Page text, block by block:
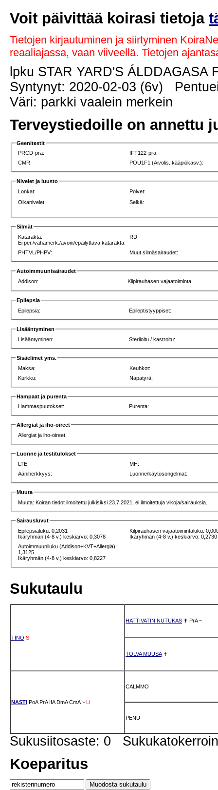
Voit päivittää koirasi tietoja
Tietojen kirjautuminen ja siirtyminen
reaaliajassa, vaan viiveellä. Tietojen
lpku STAR YARD'S ÁLDDAGASA
Syntynyt: 2020-02-03 (6v)
Väri: parkki vaalein merkein
Terveystiedoille on annettu
Geenitestit
PRCD-pra:
IFT122-pra:
CMR:
POU1F1 (Aivolis. kääpiökasv.):
Nivelet ja luusto
Lonkat:
Polvet:
Olkanivelet:
Selkä:
Silmät
Katarakta:
Ei per./vähämerk./avoin/epäilyttävä katarakta:
RD:
PHTVL/PHPV: Muut silmäsairaudet:
Autoimmuunisairaudet
Addison:
Kilpirauhasen vajaatoiminta:
Epilepsia
Epilepsia:
Epileptistyyppiset:
Lisääntyminen
Lisääntyminen:
Steriloitu / kastroitu:
Sisäelimet yms.
Maksa:
Keuhkot:
Kurkku:
Napatyrä:
Hampaat ja purenta
Hammaspuutokset:
Purenta:
Allergiat ja iho-oireet
Allergiat ja iho-oireet:
Luonne ja testitulokset
LTE:
MH:
Ääniherkkyys:
Luonne/käytösongelmat:
Muuta
Muuta: Koiran tiedot ilmoitettu julkisiksi 23.7.2021, ei ilmoitettuja vikoja/sairauksia.
Sairausluvut
Epilepsialuku: 0,2031
Ikäryhmän (4-8 v.) keskiarvo: 0,3078
Kilpirauhasen vajaatoimintaluku:
Ikäryhmän (4-8 v.) keskiarvo: 0,2730
Autoimmuuniluku (Addison+KVT+Allergia):
1,3125
Ikäryhmän (4-8 v.) keskiarvo: 0,8227
Sukutaulu
TINO S
HATTIVATIN NUTUKAS ✝ PrA ~
TOLVA MUUSA✝
NASTI PoA PrA IfA DmA CmA ~ Li
CALMMO
PENU
Sukusiitosaste: 0
Koeparitus